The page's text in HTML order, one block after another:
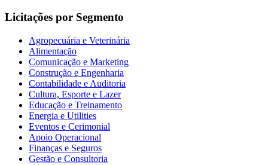
Licitações por Segmento
Agropecuária e Veterinária
Alimentação
Comunicação e Marketing
Construção e Engenharia
Contabilidade e Auditoria
Cultura, Esporte e Lazer
Educação e Treinamento
Energia e Utilities
Eventos e Cerimonial
Apoio Operacional
Finanças e Seguros
Gestão e Consultoria